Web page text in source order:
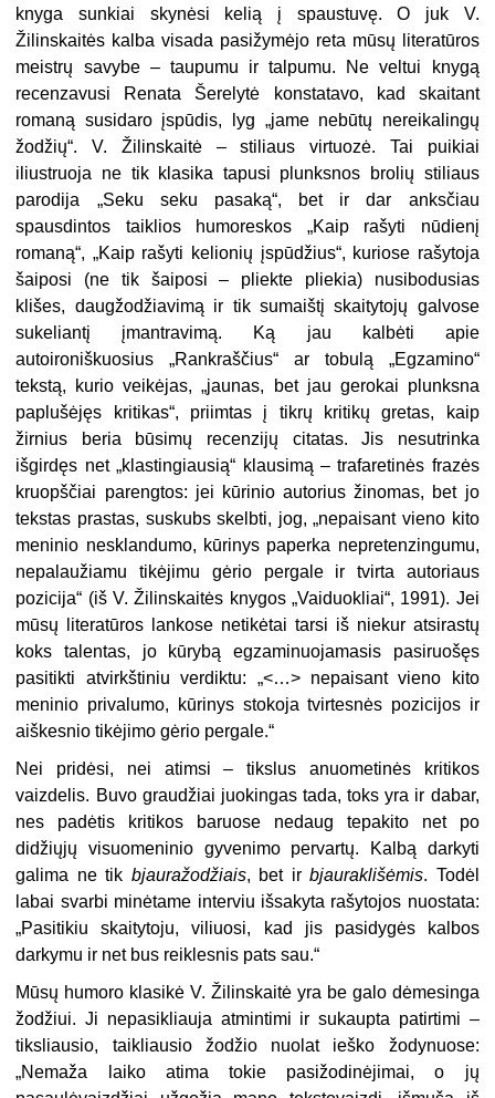
knyga sunkiai skynėsi kelią į spaustuvę. O juk V.
Žilinskaitės kalba visada pasižymėjo reta mūsų literatūros
meistrų savybe – taupumu ir talpumu. Ne veltui knygą
recenzavusi Renata Šerelytė konstatavo, kad skaitant
romaną susidaro įspūdis, lyg „jame nebūtų nereikalingų
žodžių“. V. Žilinskaitė – stiliaus virtuozė. Tai puikiai
iliustruoja ne tik klasika tapusi plunksnos brolių stiliaus
parodija „Seku seku pasaką“, bet ir dar anksčiau
spausdintos taiklios humoreskos „Kaip rašyti nūdienį
romaną“, „Kaip rašyti kelionių įspūdžius“, kuriose rašytoja
šaiposi (ne tik šaiposi – pliekte pliekia) nusibodusias
klišes, daugžodžiavimą ir tik sumaištį skaitytojų galvose
sukeliantį įmantravimą. Ką jau kalbėti apie
autoironiškuosius „Rankraščius“ ar tobulą „Egzamino“
tekstą, kurio veikėjas, „jaunas, bet jau gerokai plunksna
paplušėjęs kritikas“, priimtas į tikrų kritikų gretas, kaip
žirnius beria būsimų recenzijų citatas. Jis nesutrinka
išgirdęs net „klastingiausią“ klausimą – trafaretinės frazės
kruopščiai parengtos: jei kūrinio autorius žinomas, bet jo
tekstas prastas, suskubs skelbti, jog, „nepaisant vieno kito
meninio nesklandumo, kūrinys paperka nepretenzingumu,
nepalaužiamu tikėjimu gėrio pergale ir tvirta autoriaus
pozicija“ (iš V. Žilinskaitės knygos „Vaiduokliai“, 1991). Jei
mūsų literatūros lankose netikėtai tarsi iš niekur atsirastų
koks talentas, jo kūrybą egzaminuojamasis pasiruošęs
pasitikti atvirkštiniu verdiktu: „<…> nepaisant vieno kito
meninio privalumo, kūrinys stokoja tvirtesnės pozicijos ir
aiškesnio tikėjimo gėrio pergale.“
Nei pridėsi, nei atimsi – tikslus anuometinės kritikos
vaizdelis. Buvo graudžiai juokingas tada, toks yra ir dabar,
nes padėtis kritikos baruose nedaug tepakito net po
didžiųjų visuomeninio gyvenimo pervartų. Kalbą darkyti
galima ne tik bjauražodžiais, bet irbjauraklišėmis. Todėl
labai svarbi minėtame interviu išsakyta rašytojos nuostata:
„Pasitikiu skaitytoju, viliuosi, kad jis pasidygės kalbos
darkymu ir net bus reiklesnis pats sau.“
Mūsų humoro klasikė V. Žilinskaitė yra be galo dėmesinga
žodžiui. Ji nepasikliauja atmintimi ir sukaupta patirtimi –
tiksliausio, taikliausio žodžio nuolat ieško žodynuose:
„Nemaža laiko atima tokie pasižodinėjimai, o jų